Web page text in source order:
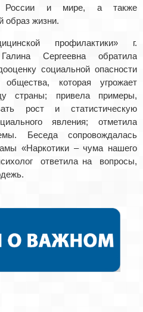
России и мире, а также
образ жизни.
профилактики» г.
Сергеевна обратила
социальной опасности
общества, которая угрожает
страны; привела примеры,
рост и статистическую
явления; отметила
Беседа сопровождалась
«Наркотики – чума нашего
ответила на вопросы,